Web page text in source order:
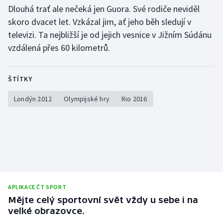
Ragby
Rychlobruslení
Veslování
Vodní slalom
Dlouhá trať ale nečeká jen Guora. Své rodiče neviděl
skoro dvacet let. Vzkázal jim, ať jeho běh sledují v
televizi. Ta nejbližší je od jejich vesnice v Jižním Súdánu
vzdálená přes 60 kilometrů.
ŠTÍTKY
Londýn 2012 Olympijské hry Rio 2016
APLIKACE ČT SPORT
Mějte celý sportovní svět vždy u sebe i na
velké obrazovce.